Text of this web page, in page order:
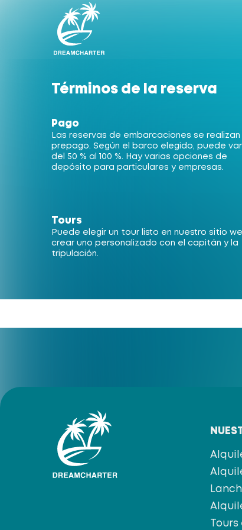
Términos de la reserva
Pago
Las reservas de embarcaciones se realizan
prepago. Según el barco elegido, puede
del 50 % al 100 %. Hay varias opciones de
depósito para particulares y empresas.
Tours
Puede elegir un tour listo en nuestro sitio
crear uno personalizado con el capitán y la
tripulación.